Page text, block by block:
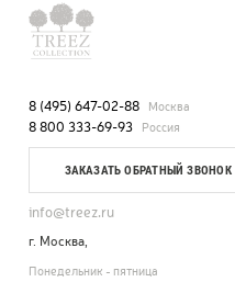
8 (495) 647-02-88 Москва
8 800 333-69-93 Россия
ЗАКАЗАТЬ ОБРАТНЫЙ ЗВОНОК
info@treez.ru
г. Москва,
Понедельник - пятница